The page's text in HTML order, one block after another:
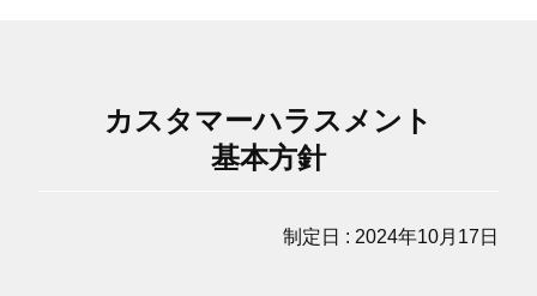
カスタマーハラスメント
基本方針
制定日 : 2024年10月17日